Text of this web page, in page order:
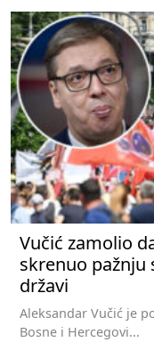
Vučić zamolio
skrenuo pažnju
državi
Aleksandar Vučić je
Bosne i Hercegovi...